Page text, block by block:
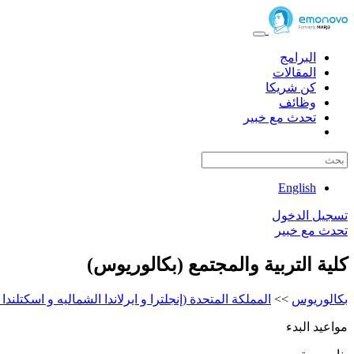
البرامج
المقالات
كن شريكا
وظائف
تحدث مع خبير
English
تسجيل الدخول
تحدث مع خبير
كلية التربية والمجتمع (بكالوريوس)
بكالوريوس >> المملكة المتحدة (إنجلترا و ايرلاندا الشماليه و
مواعيد البدء